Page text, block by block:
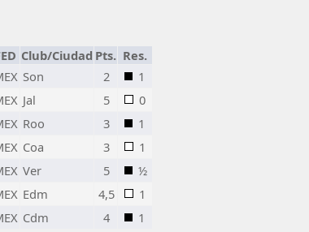
Club/Ciudad Pts. Res.
Son 2
1
Jal 5
0
Roo 3
1
Coa 3
1
Ver 5
½
Edm 4,5
1
Cdm 4
1